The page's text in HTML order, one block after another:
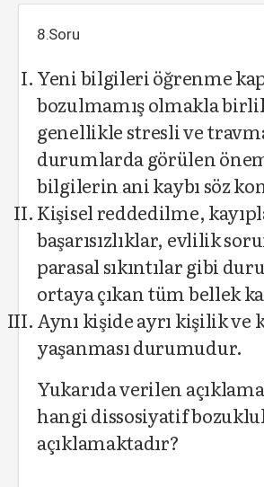
8.Soru
Yeni bilgileri öğrenme
bozulmamış olmakla
genellikle stresli ve
durumlarda görülen
bilgilerin ani kaybı söz
Kişisel reddedilme,
başarısızlıklar, evlilik
parasal sıkıntılar gibi
ortaya çıkan tüm bellek
Aynı kişide ayrı kişilik
yaşanması durumudur.
Yukarıda verilen
hangi dissosiyatif
açıklamaktadır?